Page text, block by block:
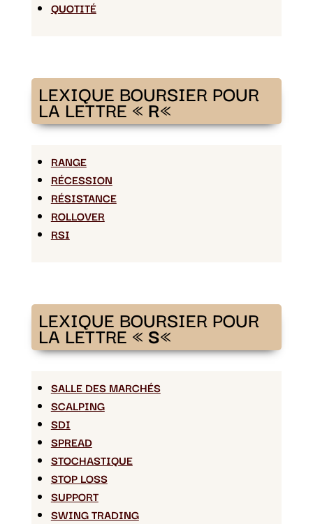
QUOTITÉ
LEXIQUE BOURSIER POUR
LA LETTRE «R«
RANGE
RÉCESSION
RÉSISTANCE
ROLLOVER
RSI
LEXIQUE BOURSIER POUR
LA LETTRE «S«
SALLE DES MARCHÉS
SCALPING
SDI
SPREAD
STOCHASTIQUE
STOP LOSS
SUPPORT
SWING TRADING